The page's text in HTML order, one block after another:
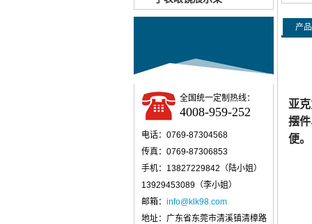
产
亚
摆
便。
全国统一定制热线：
4008-959-252
电话：0769-87304568
传真：0769-87306853
手机：13827229842（陆小姐）
13929453089（李小姐）
邮箱： info@klk98.com
地址：广东省东莞市清溪镇清樟路